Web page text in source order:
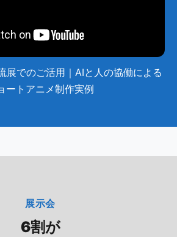
展でのご活用｜AIと人の協働による
ートアニメ制作実例
展示会
6割が